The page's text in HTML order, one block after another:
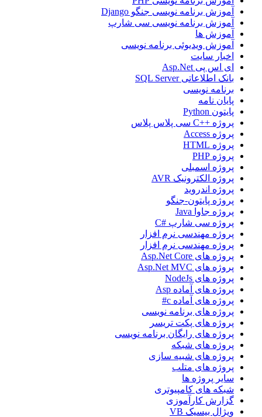
آموزش برنامه نویسی جنگو Django
آموزش برنامه نویسی سی شارپ
آموزش ها
آموزش ویدیوئی برنامه نویسی
اخبار سایت
ای اس پی Asp.Net
بانک اطلاعاتی SQL Server
برنامه نویسی
پایان نامه
پایتون Python
پروژه ++C سی پلاس پلاس
پروژه Access
پروژه HTML
پروژه PHP
پروژه اسمبلی
پروژه الکترونیک AVR
پروژه اندروید
پروژه پایتون-جنگو
پروژه جاوا Java
پروژه سی شارپ #C
پروژه مهندسی نرم افزار
پروژه مهندسی نرم افزار
پروژه های Asp.Net Core
پروژه های Asp.Net MVC
پروژه های NodeJs
پروژه های آماده Asp
پروژه های آماده c#
پروژه های برنامه نویسی
پروژه های پکت تریسر
پروژه های رایگان برنامه نویسی
پروژه های شبکه
پروژه های شبیه سازی
پروژه های متلب
سایر پروژه ها
شبکه های کامپیوتری
گزارش کارآموزی
ویژال بیسیک VB